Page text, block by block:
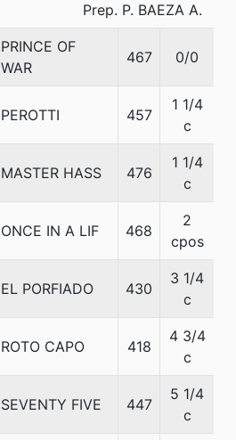
Prep. P. BAEZA A.
PRINCE OF
WAR
467 0/0
PEROTTI 457
1 1/4
c
MASTER HASS 476
1 1/4
c
ONCE IN A LIF 468
2
cpos
EL PORFIADO 430
3 1/4
c
ROTO CAPO 418
4 3/4
c
SEVENTY FIVE 447
5 1/4
c